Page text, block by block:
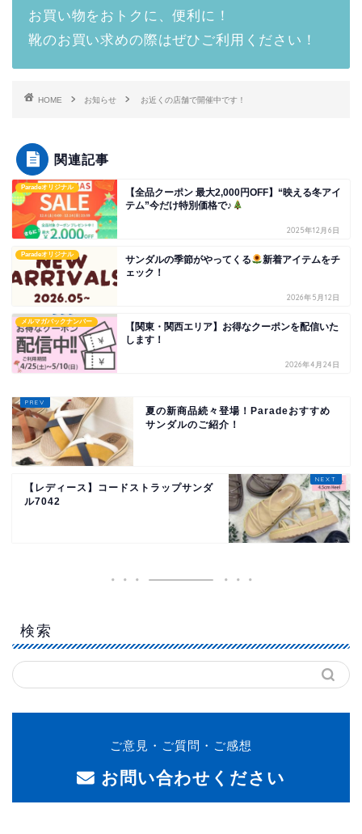
お買い物をおトクに、便利に！
靴のお買い求めの際はぜひご利用ください！
HOME お知らせ お近くの店舗で開催中です！
関連記事
Paradeオリジナル
【全品クーポン 最大2,000円OFF】“映える冬アイ
テム”今だけ特別価格で♪
2025年12月6日
Paradeオリジナル サンダルの季節がやってくる
新着アイテムをチ
ェック！
2026年5月12日
メルマガバックナンバー
【関東・関西エリア】お得なクーポンを配信いた
します！
2026年4月24日
夏の新商品続々登場！Paradeおすすめ
サンダルのご紹介！
【レディース】コードストラップサンダ
ル7042
検索
ご意見・ご質問・ご感想
お問い合わせください